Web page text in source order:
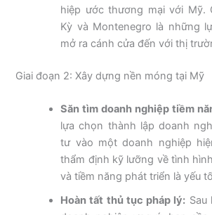
hiệp ước thương mại với Mỹ.
Kỳ và Montenegro là những
mở ra cánh cửa đến với thị
Giai đoạn 2: Xây dựng nền móng tại Mỹ
Săn tìm doanh nghiệp tiềm
lựa chọn thành lập doanh
tư vào một doanh nghiệp
thẩm định kỹ lưỡng về tình
và tiềm năng phát triển là yếu
Hoàn tất thủ tục pháp lý: